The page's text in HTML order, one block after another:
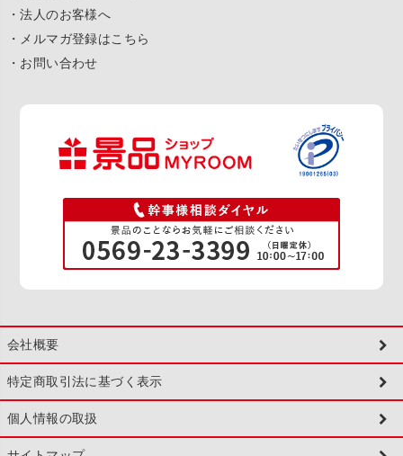
・法人のお客様へ
・メルマガ登録はこちら
・お問い合わせ
会社概要
特定商取引法に基づく表示
個人情報の取扱